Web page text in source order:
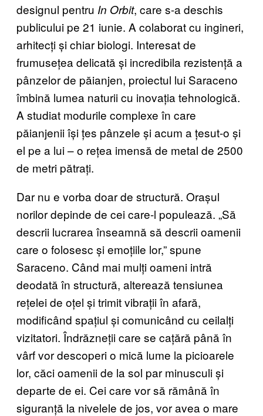
designul pentru In Orbit, care s-a deschis
publicului pe 21 iunie. A colaborat cu ingineri,
arhitecți și chiar biologi. Interesat de
frumusețea delicată și incredibila rezistență a
pânzelor de păianjen, proiectul lui Saraceno
îmbină lumea naturii cu inovația tehnologică.
A studiat modurile complexe în care
păianjenii își țes pânzele și acum a țesut-o și
el pe a lui – o rețea imensă de metal de 2500
de metri pătrați.
Dar nu e vorba doar de structură. Orașul
norilor depinde de cei care-l populează. „Să
descrii lucrarea înseamnă să descrii oamenii
care o folosesc și emoțiile lor,” spune
Saraceno. Când mai mulți oameni intră
deodată în structură, alterează tensiunea
rețelei de oțel și trimit vibrații în afară,
modificând spațiul și comunicând cu ceilalți
vizitatori. Îndrăzneții care se cațără până în
vârf vor descoperi o mică lume la picioarele
lor, căci oamenii de la sol par minusculi și
departe de ei. Cei care vor să rămână în
siguranță la nivelele de jos, vor avea o mare